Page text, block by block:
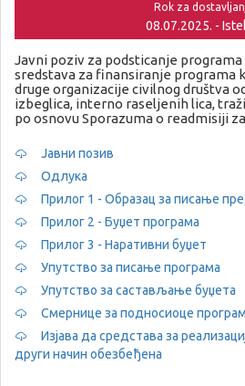
Rok za
08.07.2025. -
Javni poziv za podsticanje
sredstava za finansiranje programa
druge organizacije civilnog društva
izbeglica, interno raseljenih lica,
po osnovu Sporazuma o readmisiji
Јавни позив
Одлука
Прилог 1 - Образац за писање
Прилог 2 - Буџет програма
Прилог 3 - Наративни буџет
Упутство за писање програма
Упутство за састављање буџета
Смернице за подносиоце
Изјава да средстава за
други начин обезбеђена